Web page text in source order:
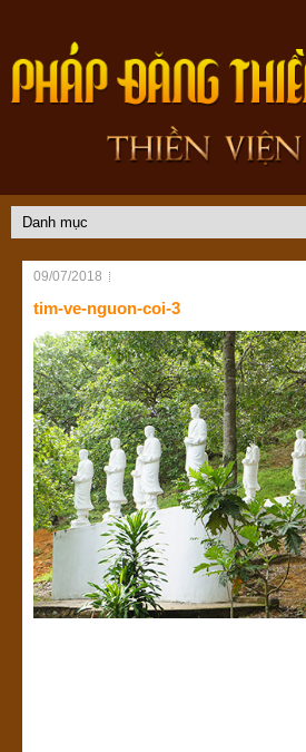
09/07/2018
tim-ve-nguon-coi-3